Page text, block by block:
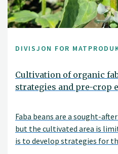
DIVISJON FOR
Cultivation of organic
strategies and pre-crop
Faba beans are a sought-
but the cultivated area is
is to develop strategies for